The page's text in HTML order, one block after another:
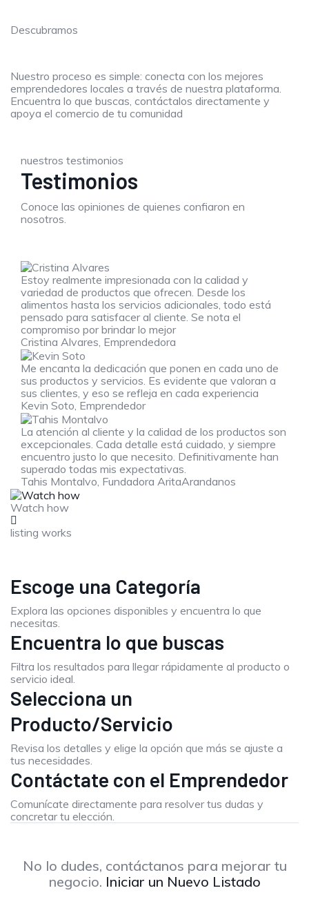
Descubramos
Nuestro proceso es simple: conecta con los mejores
emprendedores locales a través de nuestra plataforma.
Encuentra lo que buscas, contáctalos directamente y
apoya el comercio de tu comunidad
nuestros testimonios
Testimonios
Conoce las opiniones de quienes confiaron en
nosotros.
Estoy realmente impresionada con la calidad y
variedad de productos que ofrecen. Desde los
alimentos hasta los servicios adicionales, todo está
pensado para satisfacer al cliente. Se nota el
compromiso por brindar lo mejor
Cristina Alvares, Emprendedora
Me encanta la dedicación que ponen en cada uno de
sus productos y servicios. Es evidente que valoran a
sus clientes, y eso se refleja en cada experiencia
Kevin Soto, Emprendedor
La atención al cliente y la calidad de los productos son
excepcionales. Cada detalle está cuidado, y siempre
encuentro justo lo que necesito. Definitivamente han
superado todas mis expectativas.
Tahis Montalvo, Fundadora AritaArandanos
Watch how
listing works
Escoge una Categoría
Explora las opciones disponibles y encuentra lo que
necesitas.
Encuentra lo que buscas
Filtra los resultados para llegar rápidamente al producto o
servicio ideal.
Selecciona un
Producto/Servicio
Revisa los detalles y elige la opción que más se ajuste a
tus necesidades.
Contáctate con el Emprendedor
Comunícate directamente para resolver tus dudas y
concretar tu elección.
No lo dudes, contáctanos para mejorar tu
negocio. Iniciar un Nuevo Listado